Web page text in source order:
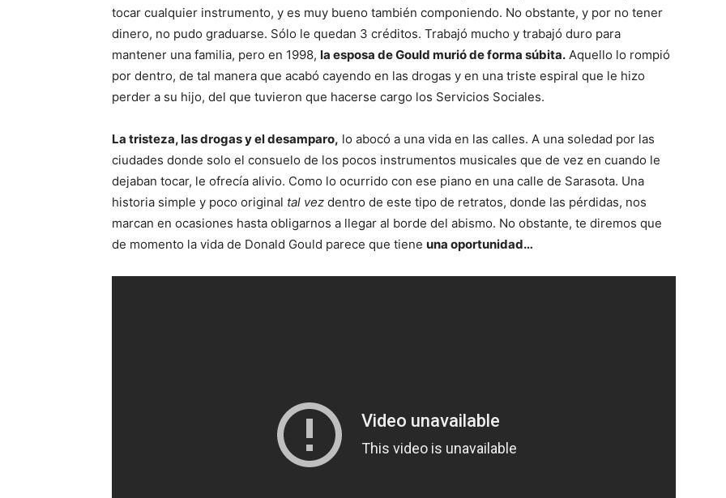
tocar cualquier instrumento, y es muy bueno también componiendo. No obstante, y por no tener
dinero, no pudo graduarse. Sólo le quedan 3 créditos. Trabajó mucho y trabajó duro para
mantener una familia, pero en 1998, la esposa de Gould murió de forma súbita. Aquello lo rompió
por dentro, de tal manera que acabó cayendo en las drogas y en una triste espiral que le hizo
perder a su hijo, del que tuvieron que hacerse cargo los Servicios Sociales.
La tristeza, las drogas y el desamparo, lo abocó a una vida en las calles. A una soledad por las
ciudades donde solo el consuelo de los pocos instrumentos musicales que de vez en cuando le
dejaban tocar, le ofrecía alivio. Como lo ocurrido con ese piano en una calle de Sarasota. Una
historia simple y poco original tal vez dentro de este tipo de retratos, donde las pérdidas, nos
marcan en ocasiones hasta obligarnos a llegar al borde del abismo. No obstante, te diremos que
de momento la vida de Donald Gould parece que tiene una oportunidad…